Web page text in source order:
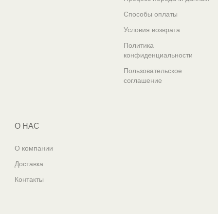
Способы оплаты
Условия возврата
Политика
конфиденциальности
Пользовательское
соглашение
О НАС
О компании
Доставка
Контакты